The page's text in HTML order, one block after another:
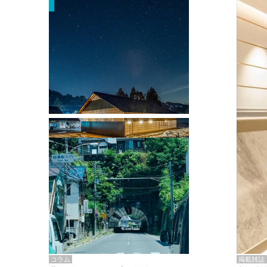
掲載雑誌
掲載雑誌・書籍
『街歩き研修「アールデコとモダニズ
ム、和風バロック」』のレポート記事が
掲載
コラム